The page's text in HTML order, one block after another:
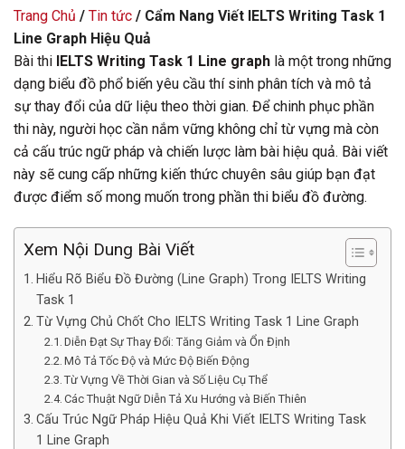
Trang Chủ / Tin tức / Cẩm Nang Viết IELTS Writing Task 1
Line Graph Hiệu Quả
Bài thi IELTS Writing Task 1 Line graph là một trong những
dạng biểu đồ phổ biến yêu cầu thí sinh phân tích và mô tả
sự thay đổi của dữ liệu theo thời gian. Để chinh phục phần
thi này, người học cần nắm vững không chỉ từ vựng mà còn
cả cấu trúc ngữ pháp và chiến lược làm bài hiệu quả. Bài viết
này sẽ cung cấp những kiến thức chuyên sâu giúp bạn đạt
được điểm số mong muốn trong phần thi biểu đồ đường.
Xem Nội Dung Bài Viết
Hiểu Rõ Biểu Đồ Đường (Line Graph) Trong IELTS Writing
Task 1
Từ Vựng Chủ Chốt Cho IELTS Writing Task 1 Line Graph
Diễn Đạt Sự Thay Đổi: Tăng Giảm và Ổn Định
Mô Tả Tốc Độ và Mức Độ Biến Động
Từ Vựng Về Thời Gian và Số Liệu Cụ Thể
Các Thuật Ngữ Diễn Tả Xu Hướng và Biến Thiên
Cấu Trúc Ngữ Pháp Hiệu Quả Khi Viết IELTS Writing Task
1 Line Graph